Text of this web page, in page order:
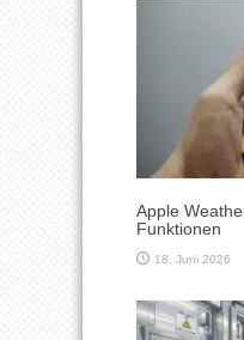
Apple
Funktionen
18. Juni 2026